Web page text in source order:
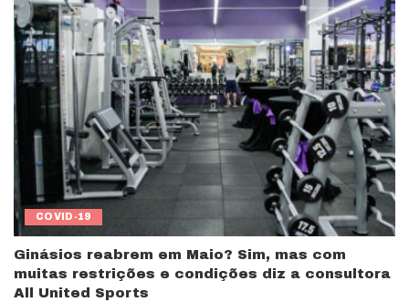
COVID-19
Ginásios reabrem em Maio? Sim, mas com
muitas restrições e condições diz a consultora
All United Sports